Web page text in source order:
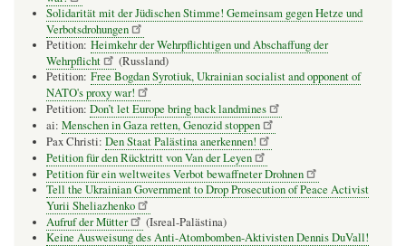
Solidarität mit der Jüdischen Stimme! Gemeinsam gegen Hetze und
Verbotsdrohungen
Petition: Heimkehr der Wehrpflichtigen und Abschaffung der
Wehrpflicht
(Russland)
Petition: Free Bogdan Syrotiuk, Ukrainian socialist and opponent of
NATO's proxy war!
Petition: Don’t let Europe bring back landmines
ai: Menschen in Gaza retten, Genozid stoppen
Pax Christi: Den Staat Palästina anerkennen!
Petition für den Rücktritt von Van der Leyen
Petition für ein weltweites Verbot bewaffneter Drohnen
Tell the Ukrainian Government to Drop Prosecution of Peace Activist
Yurii Sheliazhenko
Aufruf der Mütter
(Isreal-Palästina)
Keine Ausweisung des Anti-Atombomben-Aktivisten Dennis DuVall!